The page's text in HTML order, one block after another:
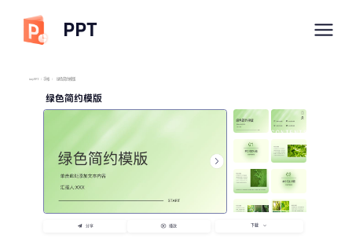
PPT
imyPPT / 手帐 / 绿色简约模版
绿色简约模版
分享 播放 下载